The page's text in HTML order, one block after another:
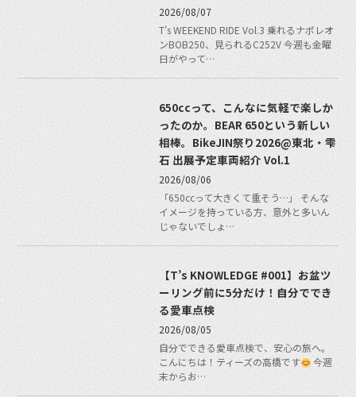
2026/08/07
T's WEEKEND RIDE Vol.3 乗れるナポレオ
ンBOB250、見られるC252V 今週も金曜
日がやって…
650ccって、こんなに気軽で楽しか
ったのか。BEAR 650という新しい
相棒。BikeJIN祭り2026@東北・雫
石 出展予定車両紹介 Vol.1
2026/08/06
「650ccって大きくて重そう…」 そんな
イメージを持っている方、意外と多いん
じゃないでしょ…
【T’s KNOWLEDGE #001】お盆ツ
ーリング前に5分だけ！自分ででき
る愛車点検
2026/08/05
自分でできる愛車点検で、安心の旅へ。
こんにちは！ティーズの高橋です
今週
末からお…